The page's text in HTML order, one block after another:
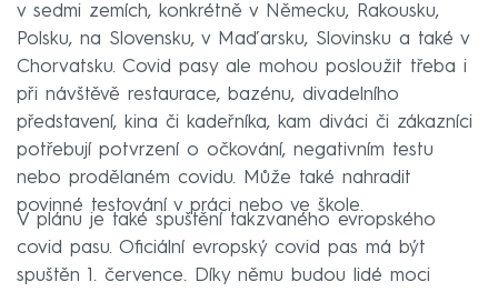
v sedmi zemích, konkrétně v Německu, Rakousku,
Polsku, na Slovensku, v Maďarsku, Slovinsku a také v
Chorvatsku. Covid pasy ale mohou posloužit třeba i
při návštěvě restaurace, bazénu, divadelního
představení, kina či kadeřníka, kam diváci či zákazníci
potřebují potvrzení o očkování, negativním testu
nebo prodělaném covidu. Může také nahradit
povinné testování v práci nebo ve škole.
V plánu je také spuštění takzvaného evropského
covid pasu. Oficiální evropský covid pas má být
spuštěn 1. července. Díky němu budou lidé moci